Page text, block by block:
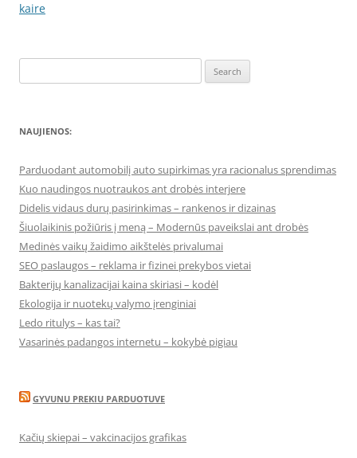
navigation
kaire
for:
NAUJIENOS:
Parduodant automobilį auto supirkimas yra racionalus sprendimas
Kuo naudingos nuotraukos ant drobės interjere
Didelis vidaus durų pasirinkimas – rankenos ir dizainas
Šiuolaikinis požiūris į meną – Modernūs paveikslai ant drobės
Medinės vaikų žaidimo aikštelės privalumai
SEO paslaugos – reklama ir fizinei prekybos vietai
Bakterijų kanalizacijai kaina skiriasi – kodėl
Ekologija ir nuotekų valymo įrenginiai
Ledo ritulys – kas tai?
Vasarinės padangos internetu – kokybė pigiau
GYVUNU PREKIU PARDUOTUVE
Kačių skiepai – vakcinacijos grafikas